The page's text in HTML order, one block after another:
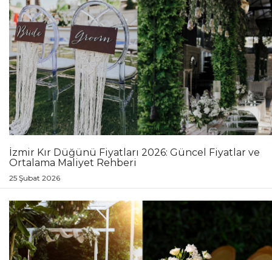
İzmir Kır Düğünü Fiyatları 2026: Güncel Fiyatlar ve
Ortalama Maliyet Rehberi
25 Şubat 2026